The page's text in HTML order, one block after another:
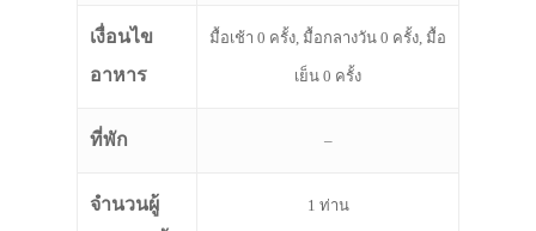
เงื่อนไข
อาหาร
มื้อเช้า 0 ครั้ง, มื้อกลางวัน 0 ครั้ง, มื้อ
เย็น 0 ครั้ง
ที่พัก –
จำนวนผู้
1 ท่าน